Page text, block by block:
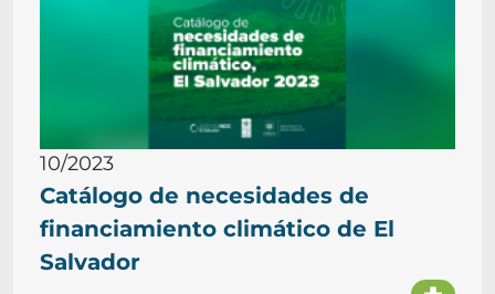
10/2023
Catálogo de necesidades de
financiamiento climático de El
Salvador